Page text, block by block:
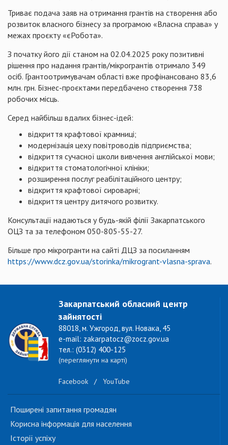
Триває подача заяв на отримання грантів на створення або
розвиток власного бізнесу за програмою «Власна справа» у
межах проєкту «єРобота».
З початку його дії станом на 02.04.2025 року позитивні
рішення про надання грантів/мікрогрантів отримало 349
осіб. Грантоотримувачам області вже профінансовано 83,6
млн. грн. Бізнес-проєктами передбачено створення 738
робочих місць.
Серед найбільш вдалих бізнес-ідей:
відкриття крафтової крамниці;
модернізація цеху повітроводів підприємства;
відкриття сучасної школи вивчення англійської мови;
відкриття стоматологічної клініки;
розширення послуг реабілітаційного центру;
відкриття крафтової сироварні;
відкриття центру дитячого розвитку.
Консультації надаються у будь-якій філії Закарпатського
ОЦЗ та за телефоном 050-805-55-27.
Більше про мікрогранти на сайті ДЦЗ за посиланням
https://www.dcz.gov.ua/storinka/mikrogrant-vlasna-sprava.
Закарпатський обласний центр
зайнятості
88018, м. Ужгород, вул. Новака, 45
e-mail: zakarpatocz@zocz.gov.ua
тел.: (0312) 400-125
(переглянути на карті)
Facebook / YouTube
Поширені запитання громадян
Корисна інформація для населення
Історії успіху